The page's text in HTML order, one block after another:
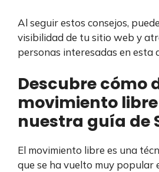
Al seguir estos consejos,
visibilidad de tu sitio web y
personas interesadas en esta
Descubre cómo
movimiento
nuestra guía de
El movimiento libre es una
que se ha vuelto muy popular